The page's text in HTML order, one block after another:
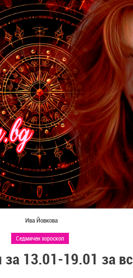
Ива Йовкова
Седмичен хороскоп
13.01-19.01 за